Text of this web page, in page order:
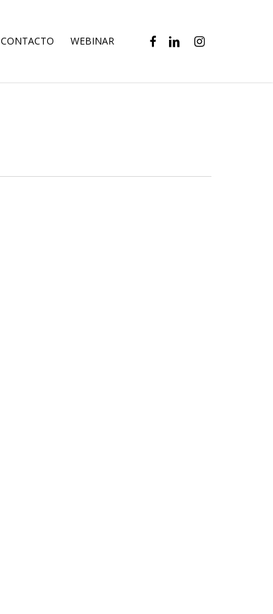
CONTACTO WEBINAR FACEBOOKLINKEDININSTAGRAM